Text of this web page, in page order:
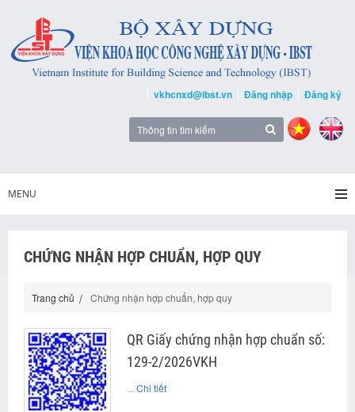
vkhcnxd@ibst.vn Đăng nhập Đăng ký
MENU
CHỨNG NHẬN HỢP CHUẨN, HỢP QUY
Trang chủ Chứng nhận hợp chuẩn, hợp quy
QR Giấy chứng nhận hợp chuẩn số:
129-2/2026VKH
... Chi tiết